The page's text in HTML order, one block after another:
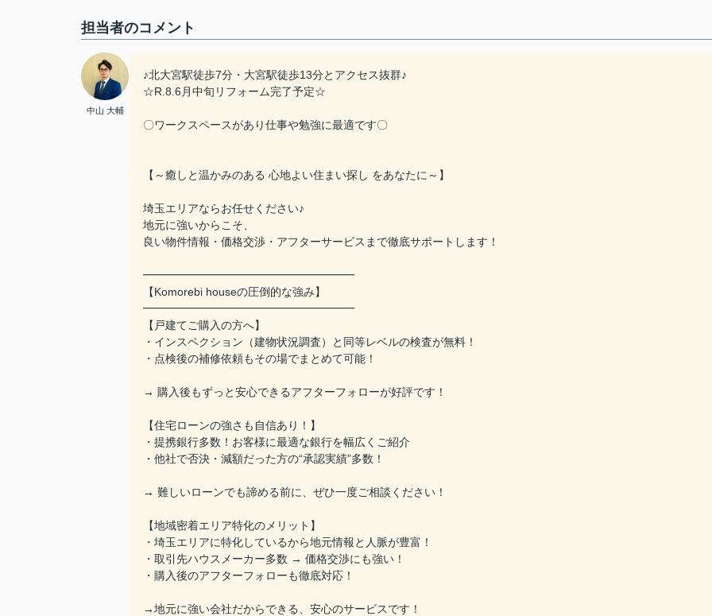
担当者のコメント
中山 大輔
♪北大宮駅徒歩7分・大宮駅徒歩13分とアクセス抜群♪
☆R.8.6月中旬リフォーム完了予定☆
〇ワークスペースがあり仕事や勉強に最適です〇
【～癒しと温かみのある 心地よい住まい探し をあなたに～】
埼玉エリアならお任せください♪
地元に強いからこそ、
良い物件情報・価格交渉・アフターサービスまで徹底サポートします！
━━━━━━━━━━━━━━━━━━━
【Komorebi houseの圧倒的な強み】
━━━━━━━━━━━━━━━━━━━
【戸建てご購入の方へ】
・インスペクション（建物状況調査）と同等レベルの検査が無料！
・点検後の補修依頼もその場でまとめて可能！
→ 購入後もずっと安心できるアフターフォローが好評です！
【住宅ローンの強さも自信あり！】
・提携銀行多数！お客様に最適な銀行を幅広くご紹介
・他社で否決・減額だった方の“承認実績”多数！
→ 難しいローンでも諦める前に、ぜひ一度ご相談ください！
【地域密着エリア特化のメリット】
・埼玉エリアに特化しているから地元情報と人脈が豊富！
・取引先ハウスメーカー多数 → 価格交渉にも強い！
・購入後のアフターフォローも徹底対応！
→地元に強い会社だからできる、安心のサービスです！